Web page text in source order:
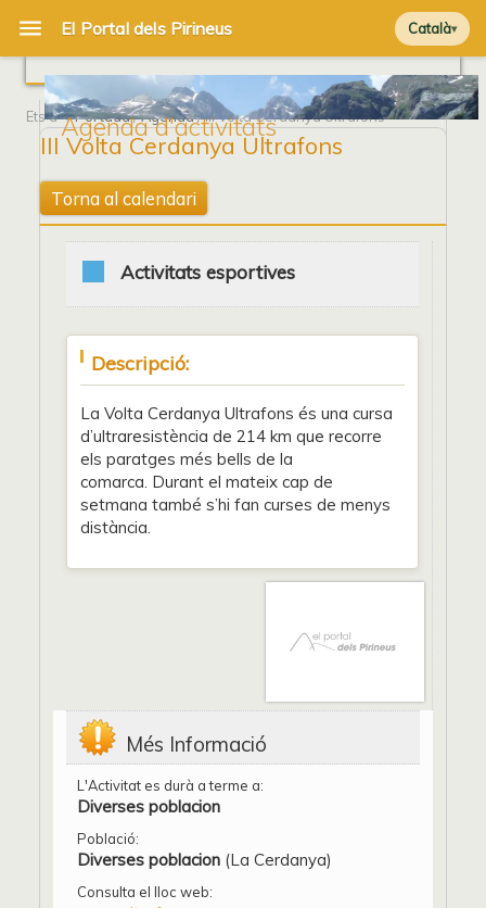
Català
Agenda d'activitats
Ets a Portada/Agenda/ III Volta Cerdanya Ultrafons
III Volta Cerdanya Ultrafons
Torna al calendari
Activitats esportives
Descripció:
La Volta Cerdanya Ultrafons és una cursa
d’ultraresistència de 214 km que recorre
els paratges més bells de la
comarca. Durant el mateix cap de
setmana també s’hi fan curses de menys
distància.
Més Informació
L'Activitat es durà a terme a:
Diverses poblacion
Població:
Diverses poblacion (La Cerdanya)
Consulta el lloc web: